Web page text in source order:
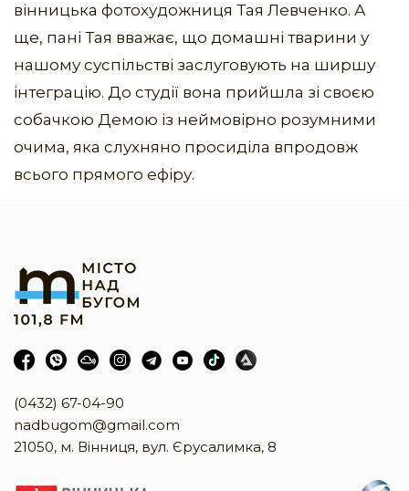
вінницька фотохудожниця Тая Левченко. А
ще, пані Тая вважає, що домашні тварини у
нашому суспільстві заслуговують на ширшу
інтеграцію. До студії вона прийшла зі своєю
собачкою Демою із неймовірно розумними
очима, яка слухняно просиділа впродовж
всього прямого ефіру.
(0432) 67-04-90
nadbugom@gmail.com
21050, м. Вінниця, вул. Єрусалимка, 8